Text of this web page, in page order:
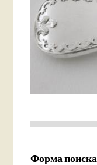
Форма поиска